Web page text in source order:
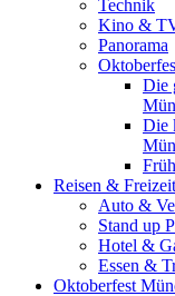
Technik
Kino &
Panorama
Die
Die
Reisen & Freizeit
Auto &
Stand up
Hotel &
Essen &
Oktoberfest